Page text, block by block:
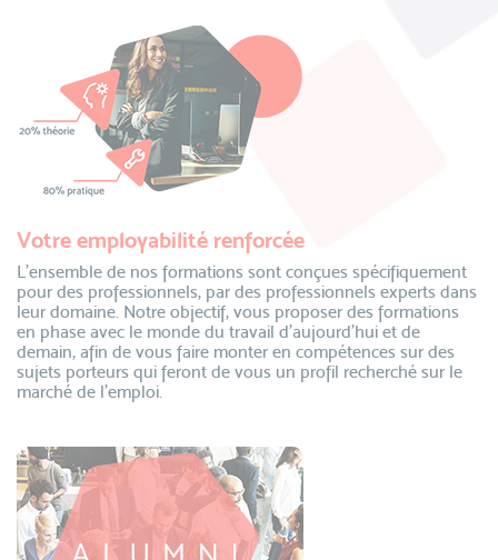
Votre employabilité renforcée
L’ensemble de nos formations sont conçues spécifiquement
pour des professionnels, par des professionnels experts dans
leur domaine. Notre objectif, vous proposer des formations
en phase avec le monde du travail d’aujourd’hui et de
demain, afin de vous faire monter en compétences sur des
sujets porteurs qui feront de vous un profil recherché sur le
marché de l’emploi.